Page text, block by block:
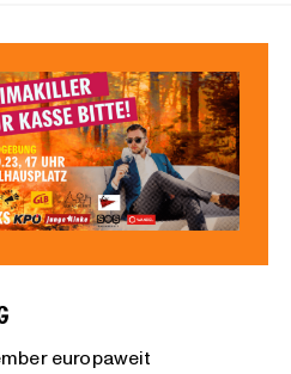
europaweit